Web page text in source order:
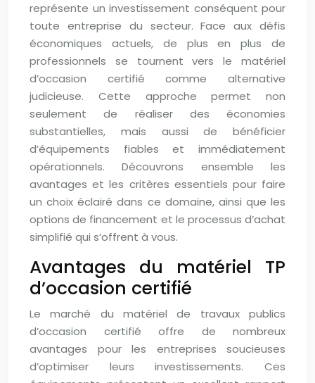
représente un investissement conséquent pour
toute entreprise du secteur. Face aux défis
économiques actuels, de plus en plus de
professionnels se tournent vers le matériel
d’occasion certifié comme alternative
judicieuse. Cette approche permet non
seulement de réaliser des économies
substantielles, mais aussi de bénéficier
d’équipements fiables et immédiatement
opérationnels. Découvrons ensemble les
avantages et les critères essentiels pour faire
un choix éclairé dans ce domaine, ainsi que les
options de financement et le processus d’achat
simplifié qui s’offrent à vous.
Avantages du matériel TP
d’occasion certifié
Le marché du matériel de travaux publics
d’occasion certifié offre de nombreux
avantages pour les entreprises soucieuses
d’optimiser leurs investissements. Ces